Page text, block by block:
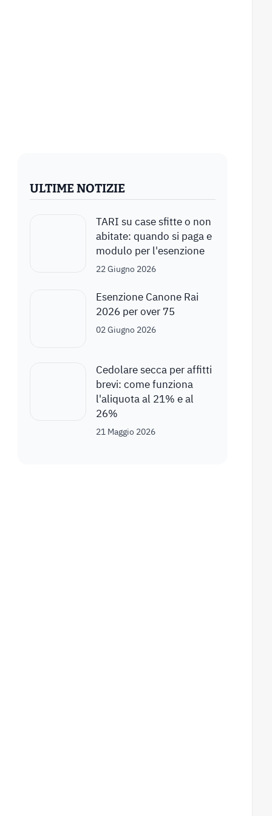
ULTIME NOTIZIE
TARI su case sfitte o non
abitate: quando si paga e
modulo per l'esenzione
22 Giugno 2026
Esenzione Canone Rai
2026 per over 75
02 Giugno 2026
Cedolare secca per affitti
brevi: come funziona
l'aliquota al 21% e al
26%
21 Maggio 2026